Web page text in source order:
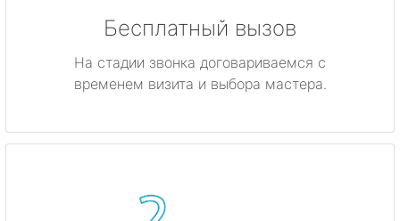
Бесплатный вызов
На стадии звонка договариваемся с
временем визита и выбора мастера.